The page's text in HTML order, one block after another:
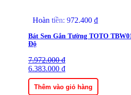
Hoàn tiền: 972.400 ₫
Bát Sen Gắn Tường TOTO
Độ
7.972.000₫
Giá
gốc
là:
7.972.000 ₫.
6.383.000 ₫
Giá
hiện
tại
là:Thêm vào giỏ hàng